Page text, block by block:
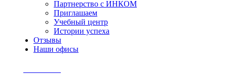
Партнерство с ИНКОМ
Приглашаем
Учебный центр
Истории успеха
Отзывы
Наши офисы